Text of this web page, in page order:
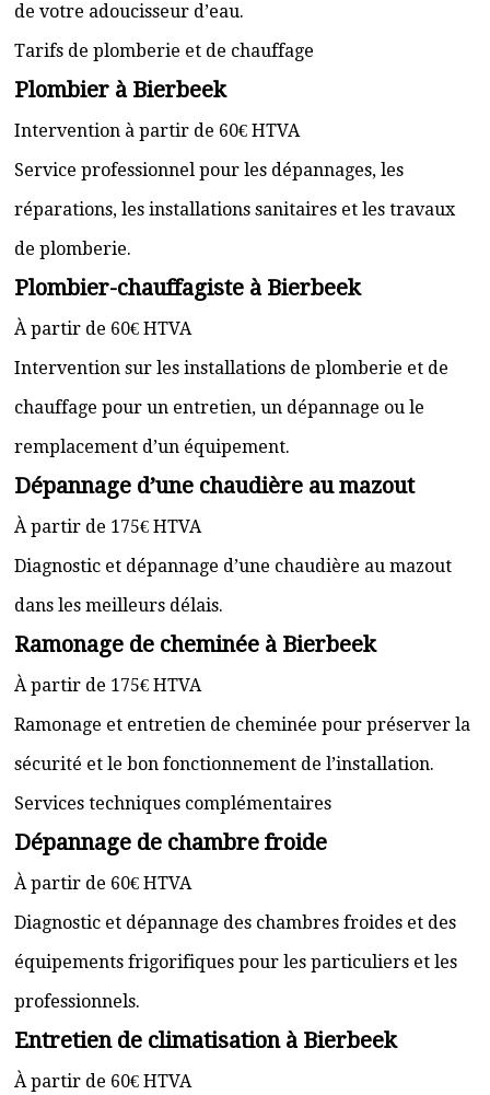
de votre adoucisseur d’eau.
Tarifs de plomberie et de chauffage
Plombier à Bierbeek
Intervention à partir de 60€ HTVA
Service professionnel pour les dépannages, les
réparations, les installations sanitaires et les travaux
de plomberie.
Plombier-chauffagiste à Bierbeek
À partir de 60€ HTVA
Intervention sur les installations de plomberie et de
chauffage pour un entretien, un dépannage ou le
remplacement d’un équipement.
Dépannage d’une chaudière au mazout
À partir de 175€ HTVA
Diagnostic et dépannage d’une chaudière au mazout
dans les meilleurs délais.
Ramonage de cheminée à Bierbeek
À partir de 175€ HTVA
Ramonage et entretien de cheminée pour préserver la
sécurité et le bon fonctionnement de l’installation.
Services techniques complémentaires
Dépannage de chambre froide
À partir de 60€ HTVA
Diagnostic et dépannage des chambres froides et des
équipements frigorifiques pour les particuliers et les
professionnels.
Entretien de climatisation à Bierbeek
À partir de 60€ HTVA